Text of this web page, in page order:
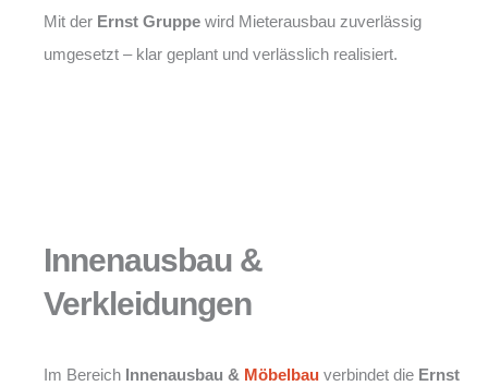
Mit der Ernst Gruppe wird Mieterausbau zuverlässig
umgesetzt – klar geplant und verlässlich realisiert.
Innenausbau &
Verkleidungen
Im Bereich Innenausbau & Möbelbau verbindet die Ernst